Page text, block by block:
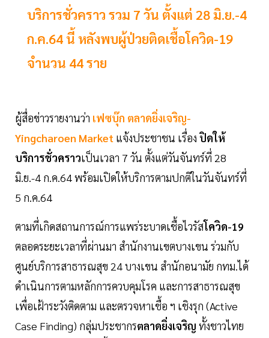
บริการชั่วคราว รวม 7 วัน ตั้งแต่ 28 มิ.ย.-4
ก.ค.64 นี้ หลังพบผู้ป่วยติดเชื้อโควิด-19
จำนวน 44 ราย
ผู้สื่อข่าวรายงานว่า เฟซบุ๊ก ตลาดยิ่งเจริญ-
Yingcharoen Market แจ้งประชาชน เรื่อง ปิดให้
บริการชั่วคราวเป็นเวลา 7 วัน ตั้งแต่วันจันทร์ที่ 28
มิ.ย.-4 ก.ค.64 พร้อมเปิดให้บริการตามปกติในวันจันทร์ที่
5 ก.ค.64
ตามที่เกิดสถานการณ์การแพร่ระบาดเชื้อไวรัสโควิด-19
ตลอดระยะเวลาที่ผ่านมา สำนักงานเขตบางเขน ร่วมกับ
ศูนย์บริการสาธารณสุข 24 บางเขน สำนักอนามัย กทม.ได้
ดำเนินการตามหลักการควบคุมโรค และการสาธารณสุข
เพื่อเฝ้าระวังติดตาม และตรวจหาเชื้อ ฯ เชิงรุก (Active
Case Finding) กลุ่มประชากรตลาดยิ่งเจริญ ทั้งชาวไทย